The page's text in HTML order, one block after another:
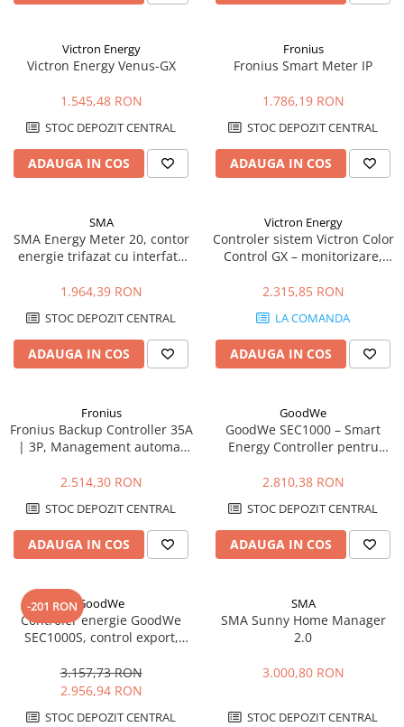
Victron Energy
Victron Energy Venus-GX
1.545,48 RON
STOC DEPOZIT CENTRAL
ADAUGA IN COS
Fronius
Fronius Smart Meter IP
1.786,19 RON
STOC DEPOZIT CENTRAL
ADAUGA IN COS
SMA
SMA Energy Meter 20, contor
energie trifazat cu interfata
1.964,39 RON
STOC DEPOZIT CENTRAL
ADAUGA IN COS
Victron Energy
Controler sistem Victron Color
Control GX – monitorizare,
2.315,85 RON
LA COMANDA
ADAUGA IN COS
Fronius
Fronius Backup Controller 35A
| 3P, Management automat
2.514,30 RON
STOC DEPOZIT CENTRAL
ADAUGA IN COS
GoodWe
GoodWe SEC1000 – Smart
Energy Controller pentru
inteligente
2.810,38 RON
STOC DEPOZIT CENTRAL
ADAUGA IN COS
-201 RON GoodWe
Controler energie GoodWe
SEC1000S, control export,
RS485, IP65
3.157,73 RON
2.956,94 RON
STOC DEPOZIT CENTRAL
SMA
SMA Sunny Home Manager
2.0
3.000,80 RON
STOC DEPOZIT CENTRAL